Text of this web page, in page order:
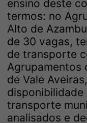
ensino deste
termos: no
Alto de
de 30 vagas,
de transporte
Agrupamentos
de Vale
transporte
analisados e